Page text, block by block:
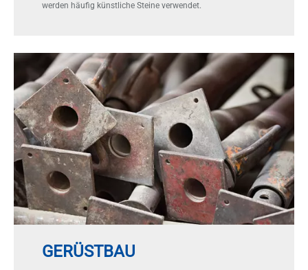
wer­den häu­fig künst­li­che Stei­ne ver­wen­det.
GERÜSTBAU